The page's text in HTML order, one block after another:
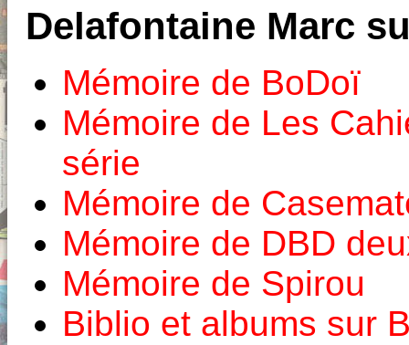
Delafontaine Marc
Mémoire de BoDoï
Mémoire de Les
série
Mémoire de
Mémoire de DBD
Mémoire de Spirou
Biblio et albums sur